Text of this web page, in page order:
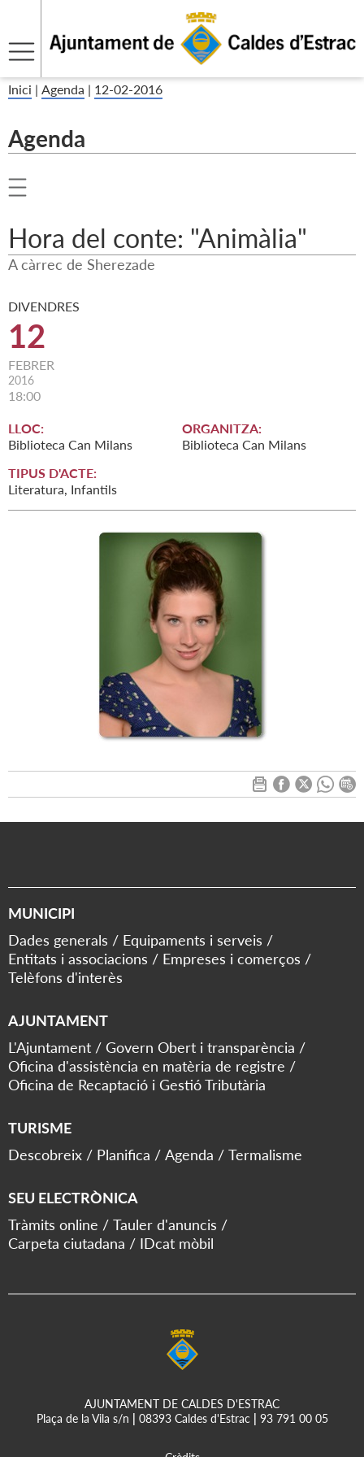
Inici | Agenda | 12-02-2016
Agenda
Hora del conte: "Animàlia"
A càrrec de Sherezade
DIVENDRES
12
FEBRER
2016
18:00
LLOC:
Biblioteca Can Milans
ORGANITZA:
Biblioteca Can Milans
TIPUS D'ACTE:
Literatura, Infantils
MUNICIPI
Dades generals
Equipaments i serveis
Entitats i associacions
Empreses i comerços
Telèfons d'interès
AJUNTAMENT
L'Ajuntament
Govern Obert i transparència
Oficina d'assistència en matèria de registre
Oficina de Recaptació i Gestió Tributària
TURISME
Descobreix
Planifica Agenda Termalisme
SEU ELECTRÒNICA
Tràmits online
Tauler d'anuncis
Carpeta ciutadana
IDcat mòbil
AJUNTAMENT DE CALDES D'ESTRAC
Plaça de la Vila s/n
08393 Caldes d'Estrac 93 791 00 05